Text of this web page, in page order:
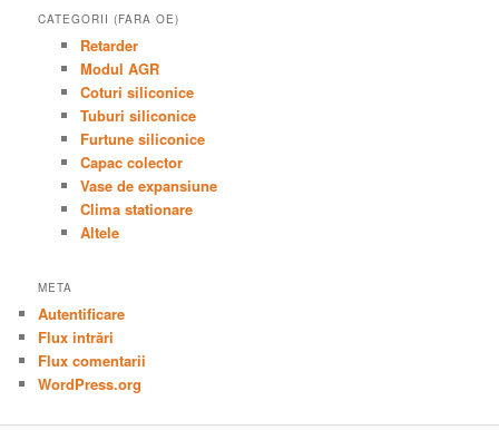
CATEGORII (FARA OE)
Retarder
Modul AGR
Coturi siliconice
Tuburi siliconice
Furtune siliconice
Capac colector
Vase de expansiune
Clima stationare
Altele
META
Autentificare
Flux intrări
Flux comentarii
WordPress.org